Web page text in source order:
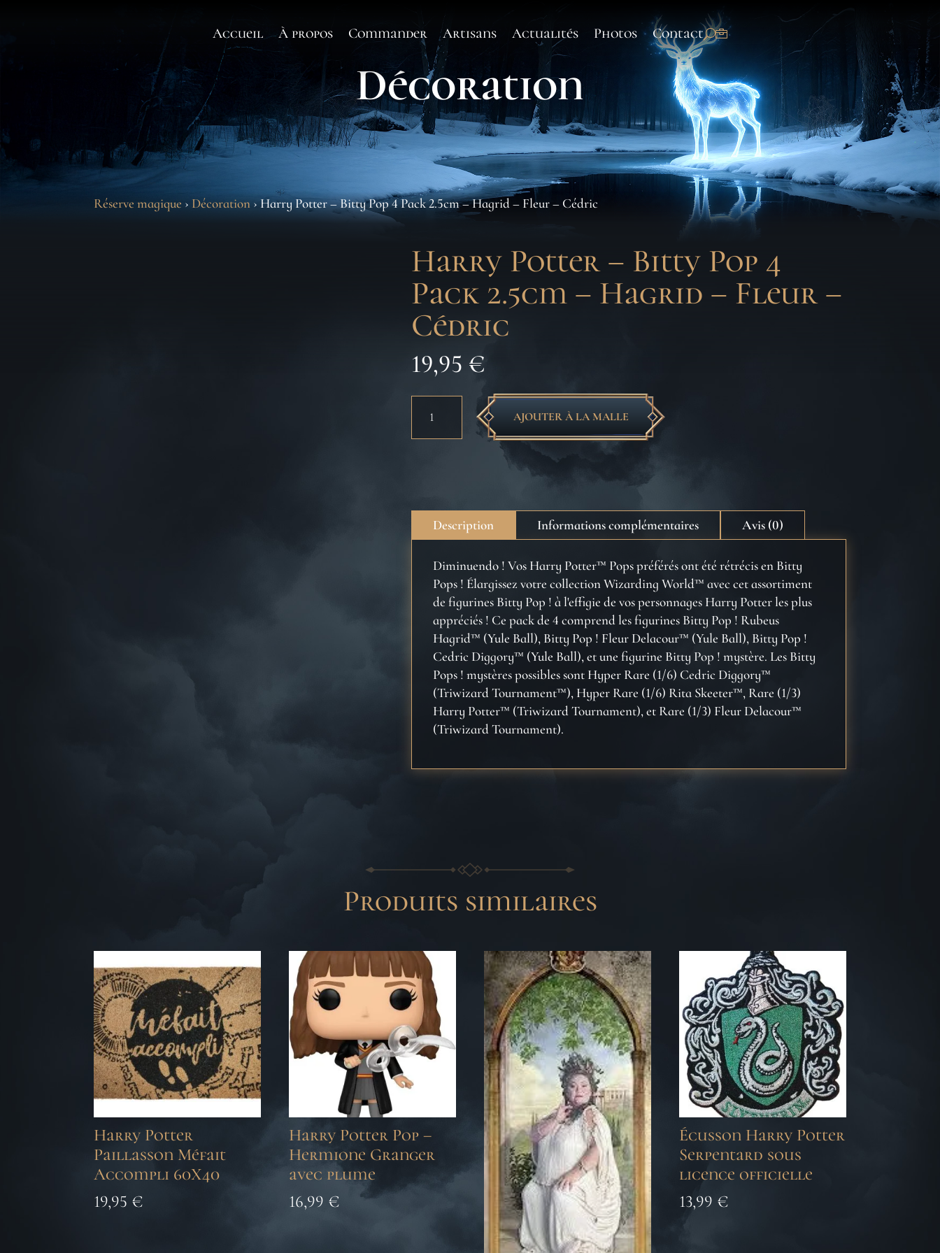
Accueil À propos Commander Artisans Actualités Photos Contact
Décoration
Réserve magique › Décoration› Harry Potter – Bitty Pop 4 Pack 2.5cm – Hagrid – Fleur – Cédric
Harry Potter – Bitty Pop 4
Pack 2.5cm – Hagrid – Fleur –
Cédric
19,95 €
Harry
Pop
2.5cm
Hagrid
Fleur
Cédric
AJOUTER À LA MALLE
Description Informations complémentaires Avis (0)
Diminuendo ! Vos Harry Potter™ Pops préférés ont été rétrécis en Bitty
Pops ! Élargissez votre collection Wizarding World™ avec cet assortiment
de figurines Bitty Pop ! à l'effigie de vos personnages Harry Potter les plus
appréciés ! Ce pack de 4 comprend les figurines Bitty Pop ! Rubeus
Hagrid™ (Yule Ball), Bitty Pop ! Fleur Delacour™ (Yule Ball), Bitty Pop !
Cedric Diggory™ (Yule Ball), et une figurine Bitty Pop ! mystère. Les Bitty
Pops ! mystères possibles sont Hyper Rare (1/6) Cedric Diggory™
(Triwizard Tournament™), Hyper Rare (1/6) Rita Skeeter™, Rare (1/3)
Harry Potter™ (Triwizard Tournament), et Rare (1/3) Fleur Delacour™
(Triwizard Tournament).
Produits similaires
Harry Potter
Paillasson Méfait
Accompli 60X40
19,95 €
Harry Potter Pop –
Hermione Granger
avec plume
16,99 €
Écusson Harry Potter
Serpentard sous
licence officielle
13,99 €